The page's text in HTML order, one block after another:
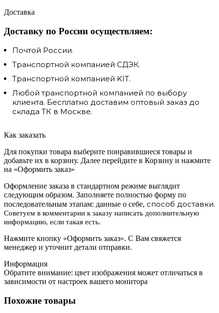
Доставка
Доставку по России осуществляем:
Почтой России.
Транспортной компанией СДЭК.
Транспортной компанией KIT.
Любой транспортной компанией по выбору
клиента. Бесплатно доставим оптовый заказ до
склада ТК в Москве.
Как заказать
Для покупки товара выберите понравившиеся товары и
добавьте их в корзину. Далее перейдите в Корзину и нажмите
на «Оформить заказ»
Оформление заказа в стандартном режиме выглядит
следующим образом. Заполняете полностью форму по
последовательным этапам: данные о себе, способ доставки.
Советуем в комментарии к заказу написать дополнительную
информацию, если такая есть.
Нажмите кнопку «Оформить заказ». С Вам свяжется
менеджер и уточнит детали отправки.
Информация
Обратите внимание: цвет изображения может отличаться в
зависимости от настроек вашего монитора
Похожие товары